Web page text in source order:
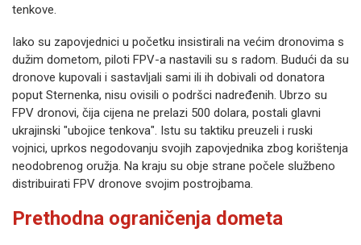
tenkove.
Iako su zapovjednici u početku insistirali na većim dronovima s
dužim dometom, piloti FPV-a nastavili su s radom. Budući da su
dronove kupovali i sastavljali sami ili ih dobivali od donatora
poput Sternenka, nisu ovisili o podršci nadređenih. Ubrzo su
FPV dronovi, čija cijena ne prelazi 500 dolara, postali glavni
ukrajinski "ubojice tenkova". Istu su taktiku preuzeli i ruski
vojnici, uprkos negodovanju svojih zapovjednika zbog korištenja
neodobrenog oružja. Na kraju su obje strane počele službeno
distribuirati FPV dronove svojim postrojbama.
Prethodna ograničenja dometa